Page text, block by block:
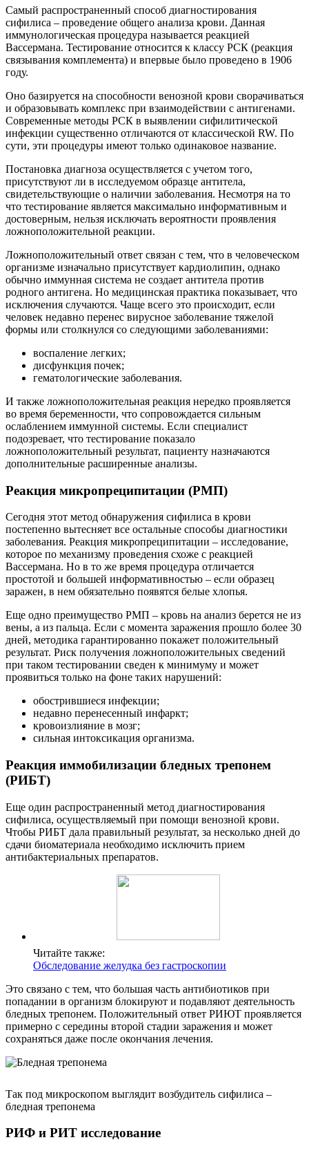
Самый распространенный способ диагностирования
сифилиса – проведение общего анализа крови. Данная
иммунологическая процедура называется реакцией
Вассермана. Тестирование относится к классу РСК (реакция
связывания комплемента) и впервые было проведено в 1906
году.
Оно базируется на способности венозной крови сворачиваться
и образовывать комплекс при взаимодействии с антигенами.
Современные методы РСК в выявлении сифилитической
инфекции существенно отличаются от классической RW. По
сути, эти процедуры имеют только одинаковое название.
Постановка диагноза осуществляется с учетом того,
присутствуют ли в исследуемом образце антитела,
свидетельствующие о наличии заболевания. Несмотря на то
что тестирование является максимально информативным и
достоверным, нельзя исключать вероятности проявления
ложноположительной реакции.
Ложноположительный ответ связан с тем, что в человеческом
организме изначально присутствует кардиолипин, однако
обычно иммунная система не создает антитела против
родного антигена. Но медицинская практика показывает, что
исключения случаются. Чаще всего это происходит, если
человек недавно перенес вирусное заболевание тяжелой
формы или столкнулся со следующими заболеваниями:
воспаление легких;
дисфункция почек;
гематологические заболевания.
И также ложноположительная реакция нередко проявляется
во время беременности, что сопровождается сильным
ослаблением иммунной системы. Если специалист
подозревает, что тестирование показало
ложноположительный результат, пациенту назначаются
дополнительные расширенные анализы.
Реакция микропреципитации (РМП)
Сегодня этот метод обнаружения сифилиса в крови
постепенно вытесняет все остальные способы диагностики
заболевания. Реакция микропреципитации – исследование,
которое по механизму проведения схоже с реакцией
Вассермана. Но в то же время процедура отличается
простотой и большей информативностью – если образец
заражен, в нем обязательно появятся белые хлопья.
Еще одно преимущество РМП – кровь на анализ берется не из
вены, а из пальца. Если с момента заражения прошло более 30
дней, методика гарантированно покажет положительный
результат. Риск получения ложноположительных сведений
при таком тестировании сведен к минимуму и может
проявиться только на фоне таких нарушений:
обострившиеся инфекции;
недавно перенесенный инфаркт;
кровоизлияние в мозг;
сильная интоксикация организма.
Реакция иммобилизации бледных трепонем
(РИБТ)
Еще один распространенный метод диагностирования
сифилиса, осуществляемый при помощи венозной крови.
Чтобы РИБТ дала правильный результат, за несколько дней до
сдачи биоматериала необходимо исключить прием
антибактериальных препаратов.
Читайте также:
Обследование желудка без гастроскопии
Это связано с тем, что большая часть антибиотиков при
попадании в организм блокируют и подавляют деятельность
бледных трепонем. Положительный ответ РИЮТ проявляется
примерно с середины второй стадии заражения и может
сохраняться даже после окончания лечения.
Так под микроскопом выглядит возбудитель сифилиса –
бледная трепонема
РИФ и РИТ исследование